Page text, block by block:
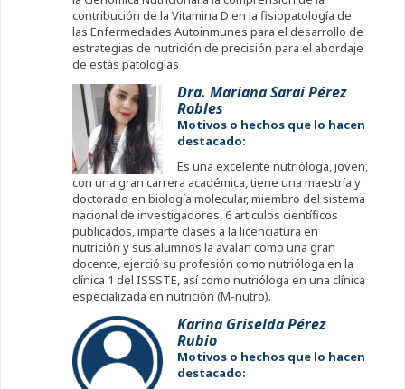
contribución de la Vitamina D en la fisiopatología de
las Enfermedades Autoinmunes para el desarrollo de
estrategias de nutrición de precisión para el abordaje
de estás patologías
Dra. Mariana Sarai Pérez
Robles
Motivos o hechos que lo hacen
destacado:
Es una excelente nutrióloga, joven,
con una gran carrera académica, tiene una maestría y
doctorado en biología molecular, miembro del sistema
nacional de investigadores, 6 articulos científicos
publicados, imparte clases a la licenciatura en
nutrición y sus alumnos la avalan como una gran
docente, ejerció su profesión como nutrióloga en la
clínica 1 del ISSSTE, así como nutrióloga en una clínica
especializada en nutrición (M-nutro).
Karina Griselda Pérez
Rubio
Motivos o hechos que lo hacen
destacado: